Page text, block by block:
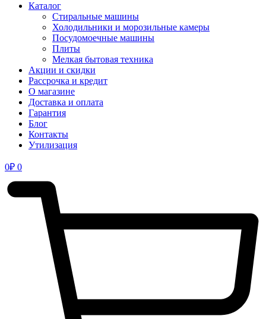
Каталог
Стиральные машины
Холодильники и морозильные камеры
Посудомоечные машины
Плиты
Мелкая бытовая техника
Акции и скидки
Рассрочка и кредит
О магазине
Доставка и оплата
Гарантия
Блог
Контакты
Утилизация
0₽ 0